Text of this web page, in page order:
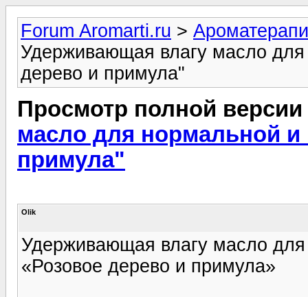
Forum Aromarti.ru >
Удерживающая влагу масло
дерево и примула"
Просмотр полной
масло для нормальной
примула"
Olik
Удерживающая влагу масло
«Розовое дерево и примула»